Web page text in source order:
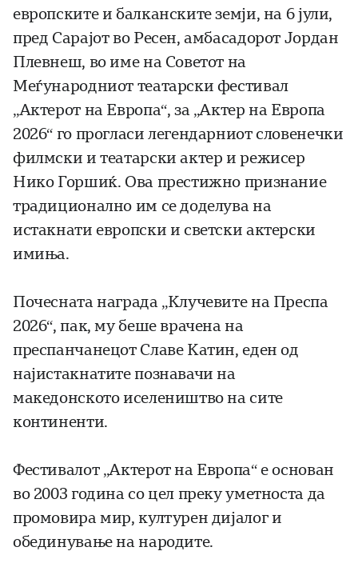
европските и балканските земји, на 6 јули,
пред Сарајот во Ресен, амбасадорот Јордан
Плевнеш, во име на Советот на
Меѓународниот театарски фестивал
„Актерот на Европа“, за „Актер на Европа
2026“ го прогласи легендарниот словенечки
филмски и театарски актер и режисер
Нико Горшиќ. Ова престижно признание
традиционално им се доделува на
истакнати европски и светски актерски
имиња.
Почесната награда „Клучевите на Преспа
2026“, пак, му беше врачена на
преспанчанецот Славе Катин, еден од
најистакнатите познавачи на
македонското иселеништво на сите
континенти.
Фестивалот „Актерот на Европа“ е основан
во 2003 година со цел преку уметноста да
промовира мир, културен дијалог и
обединување на народите.